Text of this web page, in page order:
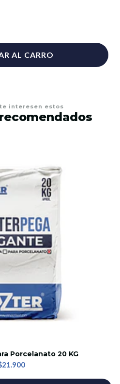
AL CARRO
interesen estos
Porcelanato 20 KG